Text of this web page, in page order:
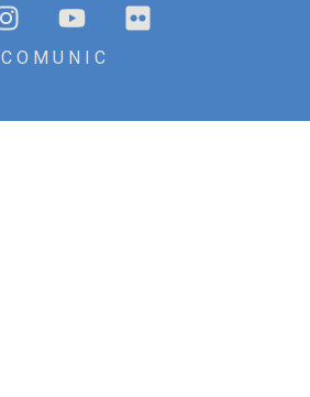
O M U N I C